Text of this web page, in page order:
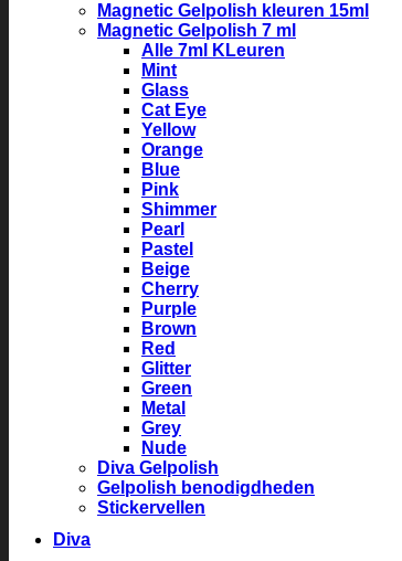
Magnetic Gelpolish kleuren 15ml
Magnetic Gelpolish 7 ml
Alle 7ml KLeuren
Mint
Glass
Cat Eye
Yellow
Orange
Blue
Pink
Shimmer
Pearl
Pastel
Beige
Cherry
Purple
Brown
Red
Glitter
Green
Metal
Grey
Nude
Diva Gelpolish
Gelpolish benodigdheden
Stickervellen
Diva